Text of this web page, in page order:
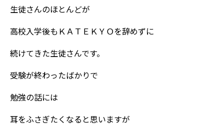
生徒さんのほとんどが
高校入学後もＫＡＴＥＫＹＯを辞めずに
続けてきた生徒さんです。
受験が終わったばかりで
勉強の話には
耳をふさぎたくなると思いますが